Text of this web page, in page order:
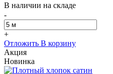
В наличии на складе
-
+
Отложить В корзину
Акция
Новинка